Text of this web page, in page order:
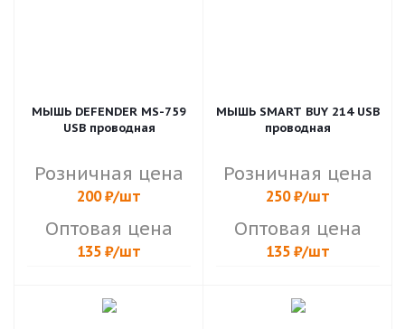
МЫШЬ DEFENDER MS-759
USB проводная
Розничная цена
200₽/шт
Оптовая цена
135 ₽/шт
МЫШЬ SMART BUY 214 USB
проводная
Розничная цена
250₽/шт
Оптовая цена
135 ₽/шт